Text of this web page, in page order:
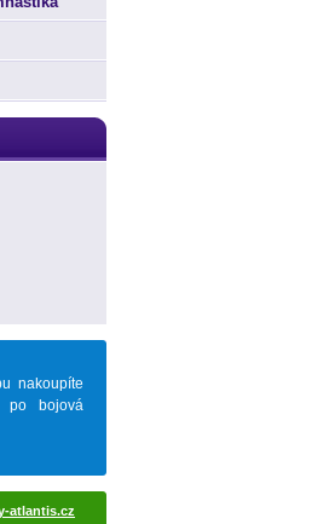
nakoupíte
po bojová
atlantis.cz